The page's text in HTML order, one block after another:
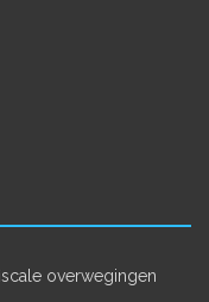
overwegingen